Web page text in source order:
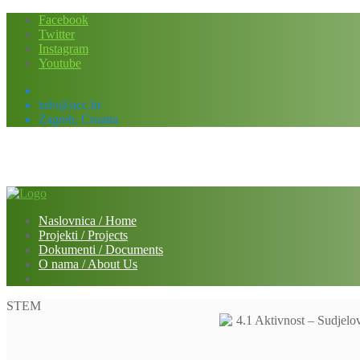
Skip
content
Facebook
Twitter
Instagram
Youtube
info@acc.hr
Zagreb, Croatia
Naslovnica / Home
Projekti / Projects
Dokumenti / Documents
O nama / About Us
STEM